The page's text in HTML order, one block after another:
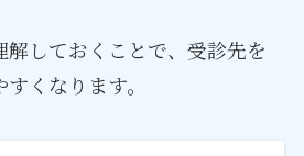
解しておくことで、受診先を
くなります。